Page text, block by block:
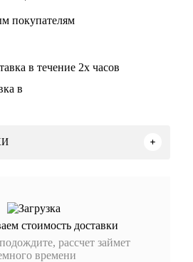
в
стоимость доставки
рассчет займет
времени